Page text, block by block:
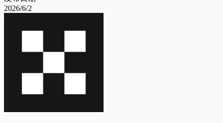
2026/6/2